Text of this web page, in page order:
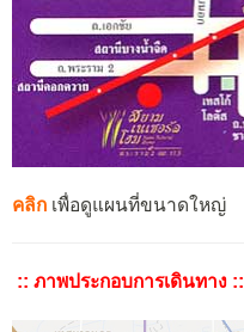
คลิก เพื่อดูแผนที่ขนาดใหญ่
:: ภาพประกอบการเดินทาง ::